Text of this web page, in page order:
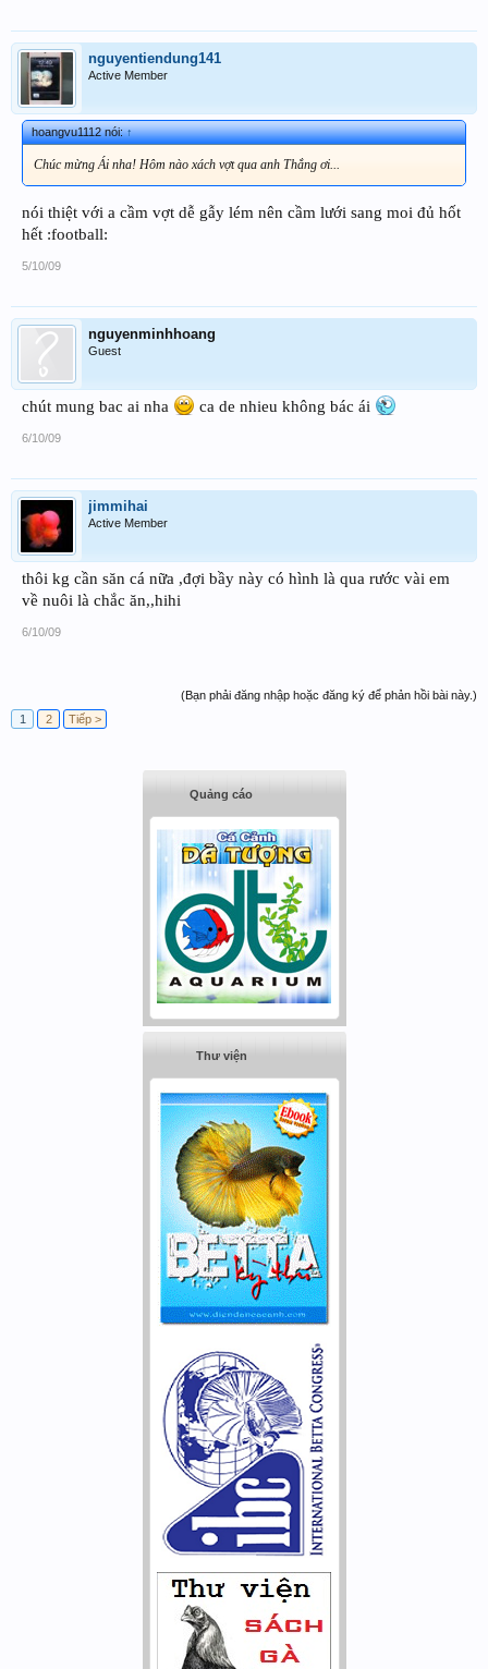
nguyentiendung141
Active Member
hoangvu1112 nói:↑
Chúc mừng Ái nha! Hôm nào xách vợt qua anh Thắng ơi...
nói thiệt với a cầm vợt dễ gẫy lém nên cầm lưới sang moi đủ hốt
hết :football:
5/10/09
nguyenminhhoang
Guest
chút mung bac ai nha ca de nhieu không bác ái
6/10/09
jimmihai
Active Member
thôi kg cần săn cá nữa ,đợi bầy này có hình là qua rước vài em
về nuôi là chắc ăn,,hihi
6/10/09
(Bạn phải đăng nhập hoặc đăng ký để phản hồi bài này.)
1
2 Tiếp >
Quảng cáo
Thư viện